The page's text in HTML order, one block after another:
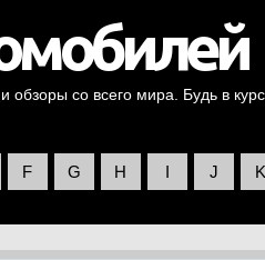
обзоры со всего мира. Будь в
F G H I J K